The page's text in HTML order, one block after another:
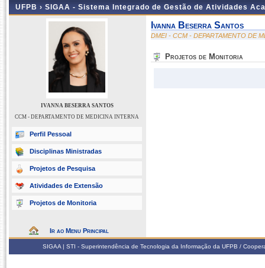
UFPB › SIGAA - Sistema Integrado de Gestão de Atividades
IVANNA BESERRA SANTOS
CCM - DEPARTAMENTO DE MEDICINA INTERNA
Perfil Pessoal
Disciplinas Ministradas
Projetos de Pesquisa
Atividades de Extensão
Projetos de Monitoria
Ir ao Menu Principal
Ivanna Beserra Santos
DMEI - CCM - DEPARTAMENTO DE
Projetos de Monitoria
SIGAA | STI - Superintendência de Tecnologia da Informação da UFPB /